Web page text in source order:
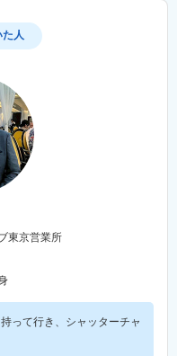
た人
東京営業所
って行き、シャッターチャ